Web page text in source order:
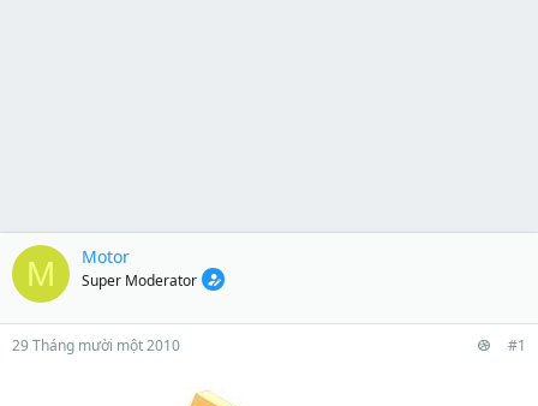
M Motor
Super Moderator
29 Tháng mười một 2010 #1